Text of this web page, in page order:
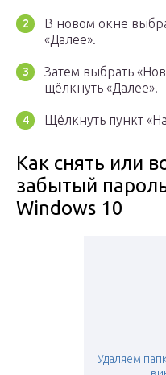
В новом окне
«Далее».
Затем выбрать
щёлкнуть «Далее».
Щёлкнуть пункт
Как снять или
забытый
Windows 10
Удаляем